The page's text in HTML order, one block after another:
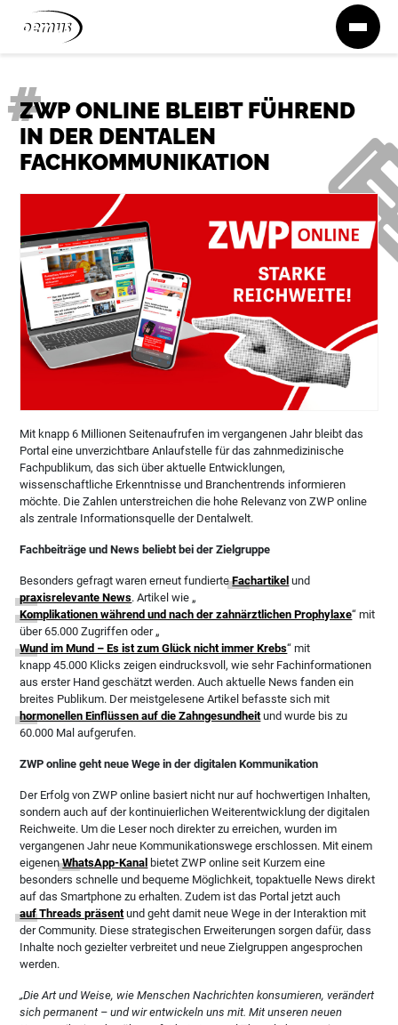
Zum Inhalt springen
ZWP ONLINE BLEIBT FÜHREND
IN DER DENTALEN
FACHKOMMUNIKATION
Mit knapp 6 Millionen Seitenaufrufen im vergangenen Jahr bleibt das
Portal eine unverzichtbare Anlaufstelle für das zahnmedizinische
Fachpublikum, das sich über aktuelle Entwicklungen,
wissenschaftliche Erkenntnisse und Branchentrends informieren
möchte. Die Zahlen unterstreichen die hohe Relevanz von ZWP online
als zentrale Informationsquelle der Dentalwelt.
Fachbeiträge und News beliebt bei der Zielgruppe
Besonders gefragt waren erneut fundierteFachartikel und
praxisrelevante News. Artikel wie „
Komplikationen während und nach der zahnärztlichen Prophylaxe“ mit
über 65.000 Zugriffen oder „
Wund im Mund – Es ist zum Glück nicht immer Krebs“ mit
knapp 45.000 Klicks zeigen eindrucksvoll, wie sehr Fachinformationen
aus erster Hand geschätzt werden. Auch aktuelle News fanden ein
breites Publikum. Der meistgelesene Artikel befasste sich mit
hormonellen Einflüssen auf die Zahngesundheitund wurde bis zu
60.000 Mal aufgerufen.
ZWP online geht neue Wege in der digitalen Kommunikation
Der Erfolg von ZWP online basiert nicht nur auf hochwertigen Inhalten,
sondern auch auf der kontinuierlichen Weiterentwicklung der digitalen
Reichweite. Um die Leser noch direkter zu erreichen, wurden im
vergangenen Jahr neue Kommunikationswege erschlossen. Mit einem
eigenenWhatsApp-Kanal bietet ZWP online seit Kurzem eine
besonders schnelle und bequeme Möglichkeit, topaktuelle News direkt
auf das Smartphone zu erhalten. Zudem ist das Portal jetzt auch
auf Threads präsentund geht damit neue Wege in der Interaktion mit
der Community. Diese strategischen Erweiterungen sorgen dafür, dass
Inhalte noch gezielter verbreitet und neue Zielgruppen angesprochen
werden.
„Die Art und Weise, wie Menschen Nachrichten konsumieren, verändert
sich permanent – und wir entwickeln uns mit. Mit unseren neuen